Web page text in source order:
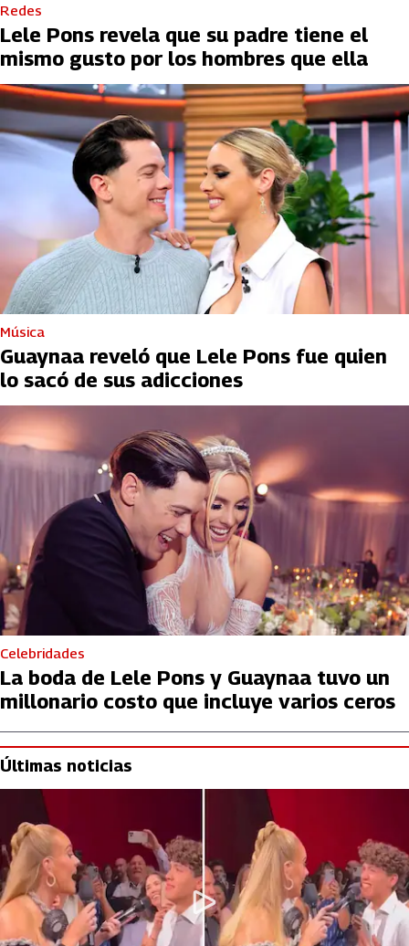
Redes
Lele Pons revela que su padre tiene el
mismo gusto por los hombres que ella
Música
Guaynaa reveló que Lele Pons fue quien
lo sacó de sus adicciones
Celebridades
La boda de Lele Pons y Guaynaa tuvo un
millonario costo que incluye varios ceros
Últimas noticias